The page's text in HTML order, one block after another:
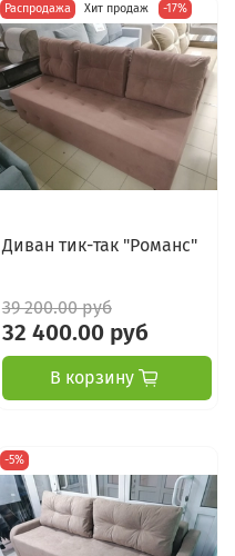
Распродажа Хит продаж -17%
Диван тик-так "Романс"
39 200.00 руб
32 400.00 руб
В корзину
-5%